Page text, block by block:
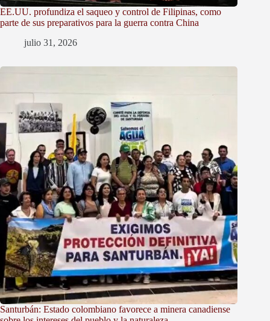
EE.UU. profundiza el saqueo y control de Filipinas, como
parte de sus preparativos para la guerra contra China
julio 31, 2026
Santurbán: Estado colombiano favorece a minera canadiense